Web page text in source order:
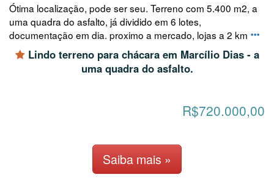
Ótima localização, pode ser seu. Terreno com 5.400 m2, a
uma quadra do asfalto, já dividido em 6 lotes,
documentação em dia. proximo a mercado, lojas a 2 km
Lindo terreno para chácara em Marcílio Dias - a
uma quadra do asfalto.
R$720.000,00
Saiba mais »